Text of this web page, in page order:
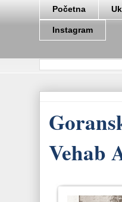
Početna
Instagram
Vehab